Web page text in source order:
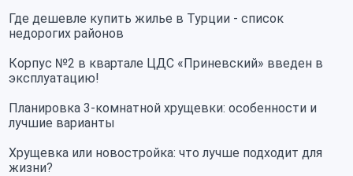
Где дешевле купить жилье в Турции - список
недорогих районов
Корпус №2 в квартале ЦДС «Приневский» введен в
эксплуатацию!
Планировка 3-комнатной хрущевки: особенности и
лучшие варианты
Хрущевка или новостройка: что лучше подходит для
жизни?